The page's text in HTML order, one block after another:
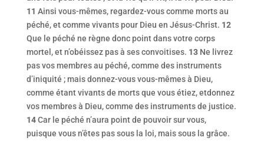
11 Ainsi vous-mêmes, regardez-vous comme morts au
péché, et comme vivants pour Dieu en Jésus-Christ. 12
Que le péché ne règne donc point dans votre corps
mortel, et n’obéissez pas à ses convoitises. 13Ne livrez
pas vos membres au péché, comme des instruments
d’iniquité ; mais donnez-vous vous-mêmes à Dieu,
comme étant vivants de morts que vous étiez, etdonnez
vos membres à Dieu, comme des instruments de justice.
14Car le péché n’aura point de pouvoir sur vous,
puisque vous n’êtes pas sous la loi, mais sous la grâce.